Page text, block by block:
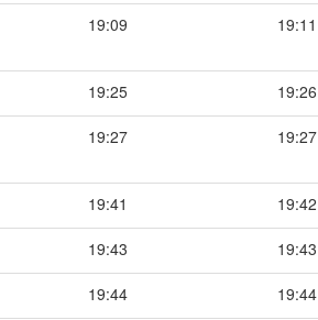
19:09 19:11
19:25 19:26
19:27 19:27
19:41 19:42
19:43 19:43
19:44 19:44